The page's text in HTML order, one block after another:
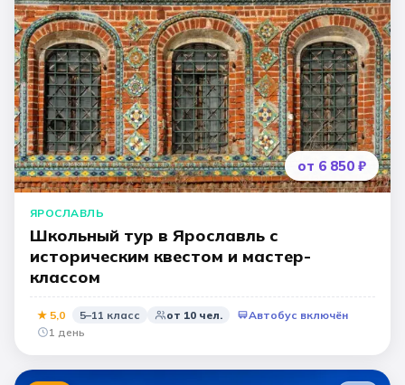
от 6 850 ₽
ЯРОСЛАВЛЬ
Школьный тур в Ярославль с
историческим квестом и мастер-
классом
★ 5,0 5–11 класс от 10 чел.
Автобус включён
1 день